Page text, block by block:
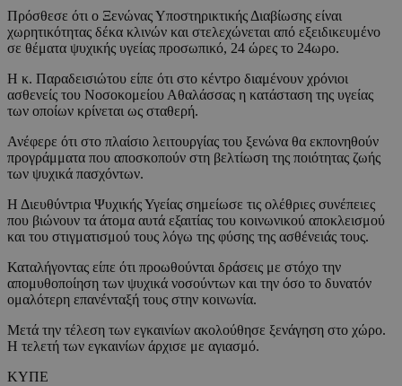
Πρόσθεσε ότι ο Ξενώνας Υποστηρικτικής Διαβίωσης είναι
χωρητικότητας δέκα κλινών και στελεχώνεται από εξειδικευμένο
σε θέματα ψυχικής υγείας προσωπικό, 24 ώρες το 24ωρο.
Η κ. Παραδεισιώτου είπε ότι στο κέντρο διαμένουν χρόνιοι
ασθενείς του Νοσοκομείου Αθαλάσσας η κατάσταση της υγείας
των οποίων κρίνεται ως σταθερή.
Ανέφερε ότι στο πλαίσιο λειτουργίας του ξενώνα θα εκπονηθούν
προγράμματα που αποσκοπούν στη βελτίωση της ποιότητας ζωής
των ψυχικά πασχόντων.
Η Διευθύντρια Ψυχικής Υγείας σημείωσε τις ολέθριες συνέπειες
που βιώνουν τα άτομα αυτά εξαιτίας του κοινωνικού αποκλεισμού
και του στιγματισμού τους λόγω της φύσης της ασθένειάς τους.
Καταλήγοντας είπε ότι προωθούνται δράσεις με στόχο την
απομυθοποίηση των ψυχικά νοσούντων και την όσο το δυνατόν
ομαλότερη επανένταξή τους στην κοινωνία.
Μετά την τέλεση των εγκαινίων ακολούθησε ξενάγηση στο χώρο.
Η τελετή των εγκαινίων άρχισε με αγιασμό.
KYΠΕ